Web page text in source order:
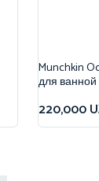
Munchkin
для ванной
220,000